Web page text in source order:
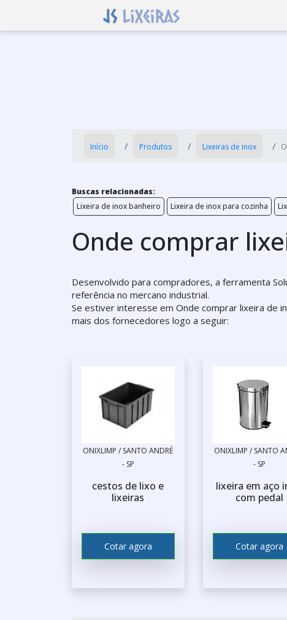
Início Produtos Lixeiras de inox
Buscas relacionadas:
Lixeira de inox banheiro
Lixeira de inox para cozinha
Onde comprar
Desenvolvido para compradores, a ferramenta
referência no mercano industrial.
Se estiver interesse em Onde comprar lixeira de
mais dos fornecedores logo a seguir:
ONIXLIMP / SANTO ANDRÉ
- SP
cestos de lixo e
lixeiras
Cotar agora
ONIXLIMP / SANTO
- SP
lixeira em aço
com pedal
Cotar agora